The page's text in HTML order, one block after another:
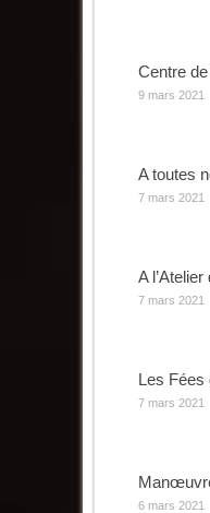
Centre
9 mars 2021
A toutes
7 mars 2021
A
7 mars 2021
Les Fées
7 mars 2021
6 mars 2021